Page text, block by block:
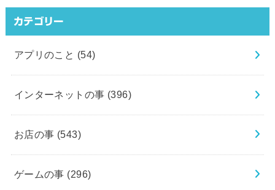
カテゴリー
アプリのこと (54)
インターネットの事 (396)
お店の事 (543)
ゲームの事 (296)